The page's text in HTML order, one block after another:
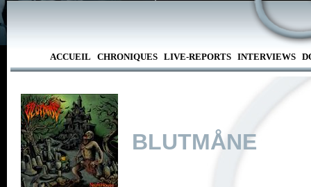
ACCUEIL CHRONIQUES LIVE-REPORTS INTERVIEWS
BLUTMÅNE